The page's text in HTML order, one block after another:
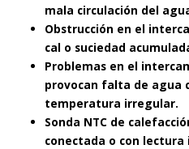
mala circulación del
Obstrucción en el
cal o suciedad
Problemas en el
provocan falta de agua
temperatura irregular.
Sonda NTC de
conectada o con lectura